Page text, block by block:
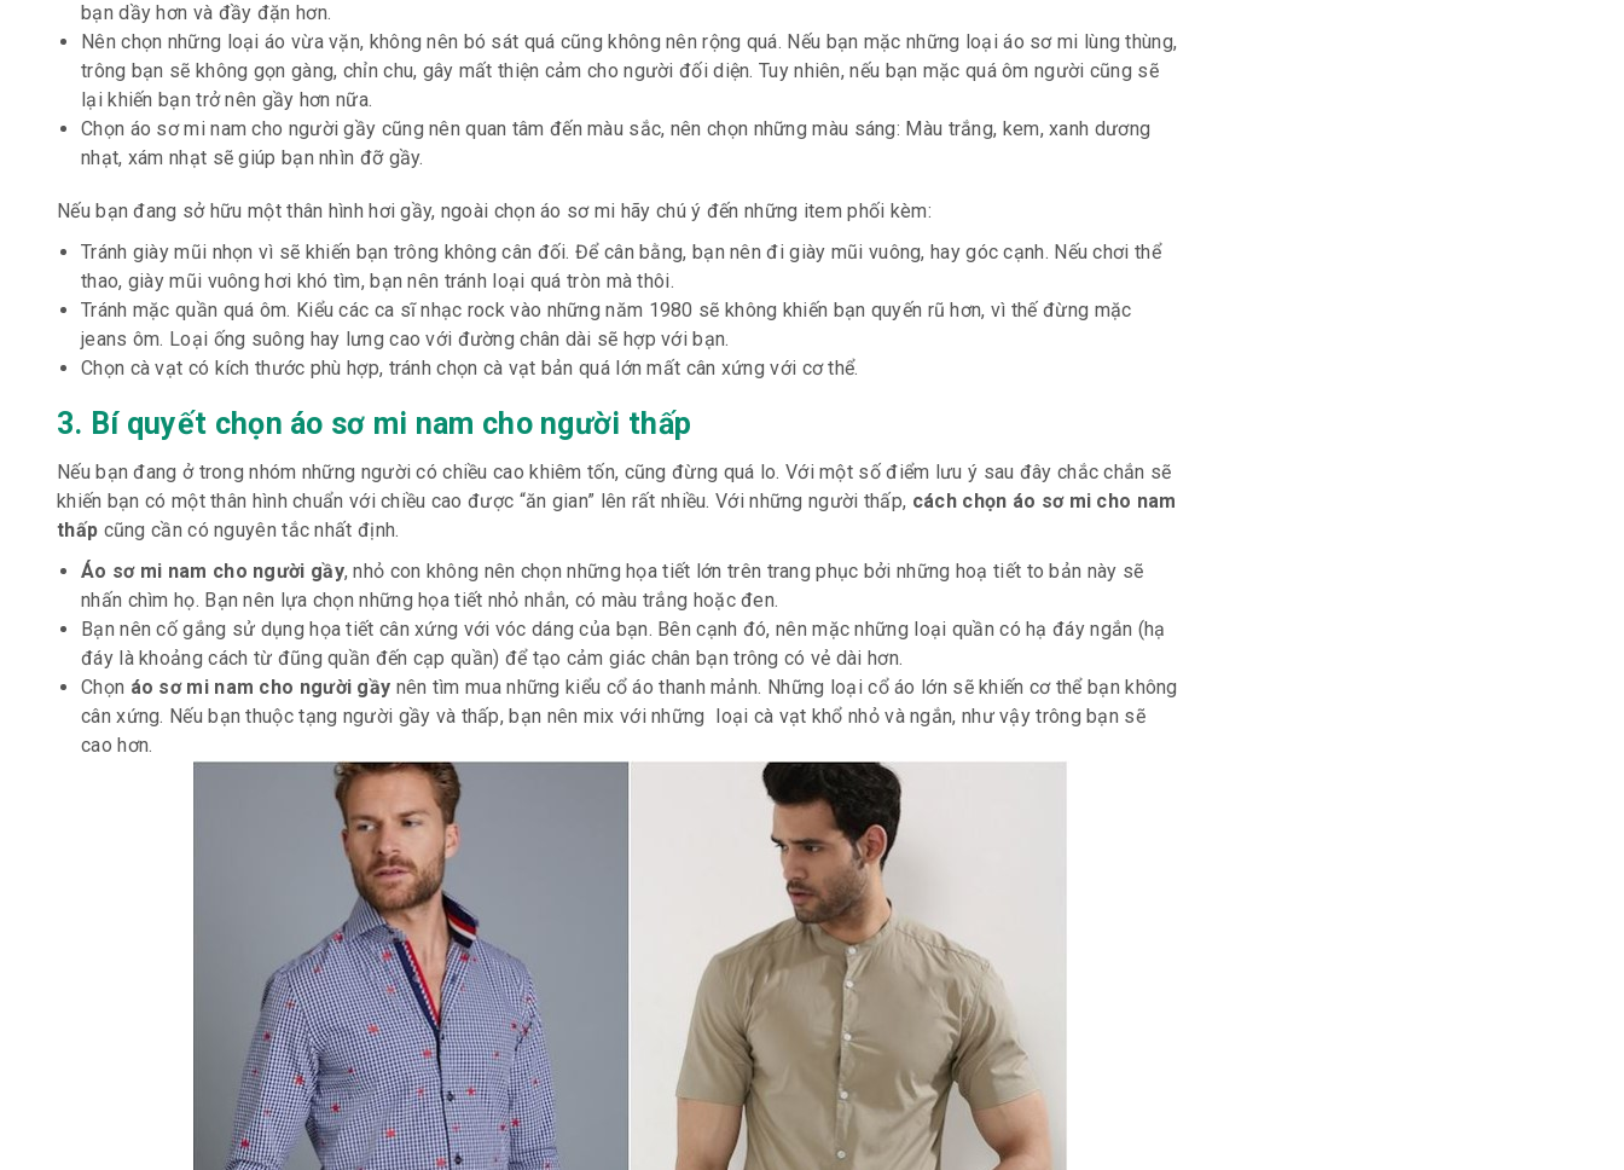
bạn dầy hơn và đầy đặn hơn.
Nên chọn những loại áo vừa vặn, không nên bó sát quá cũng không nên rộng quá. Nếu bạn mặc những loại áo sơ mi lùng thùng,
trông bạn sẽ không gọn gàng, chỉn chu, gây mất thiện cảm cho người đối diện. Tuy nhiên, nếu bạn mặc quá ôm người cũng sẽ
lại khiến bạn trở nên gầy hơn nữa.
Chọn áo sơ mi nam cho người gầy cũng nên quan tâm đến màu sắc, nên chọn những màu sáng: Màu trắng, kem, xanh dương
nhạt, xám nhạt sẽ giúp bạn nhìn đỡ gầy.
Nếu bạn đang sở hữu một thân hình hơi gầy, ngoài chọn áo sơ mi hãy chú ý đến những item phối kèm:
Tránh giày mũi nhọn vì sẽ khiến bạn trông không cân đối. Để cân bằng, bạn nên đi giày mũi vuông, hay góc cạnh. Nếu chơi thể
thao, giày mũi vuông hơi khó tìm, bạn nên tránh loại quá tròn mà thôi.
Tránh mặc quần quá ôm. Kiểu các ca sĩ nhạc rock vào những năm 1980 sẽ không khiến bạn quyến rũ hơn, vì thế đừng mặc
jeans ôm. Loại ống suông hay lưng cao với đường chân dài sẽ hợp với bạn.
Chọn cà vạt có kích thước phù hợp, tránh chọn cà vạt bản quá lớn mất cân xứng với cơ thể.
3. Bí quyết chọn áo sơ mi nam cho người thấp
Nếu bạn đang ở trong nhóm những người có chiều cao khiêm tốn, cũng đừng quá lo. Với một số điểm lưu ý sau đây chắc chắn sẽ
khiến bạn có một thân hình chuẩn với chiều cao được “ăn gian” lên rất nhiều. Với những người thấp, cách chọn áo sơ mi cho nam
thấp cũng cần có nguyên tắc nhất định.
Áo sơ mi nam cho người gầy, nhỏ con không nên chọn những họa tiết lớn trên trang phục bởi những hoạ tiết to bản này sẽ
nhấn chìm họ. Bạn nên lựa chọn những họa tiết nhỏ nhắn, có màu trắng hoặc đen.
Bạn nên cố gắng sử dụng họa tiết cân xứng với vóc dáng của bạn. Bên cạnh đó, nên mặc những loại quần có hạ đáy ngắn (hạ
đáy là khoảng cách từ đũng quần đến cạp quần) để tạo cảm giác chân bạn trông có vẻ dài hơn.
Chọn áo sơ mi nam cho người gầy nên tìm mua những kiểu cổ áo thanh mảnh. Những loại cổ áo lớn sẽ khiến cơ thể bạn không
cân xứng. Nếu bạn thuộc tạng người gầy và thấp, bạn nên mix với những loại cà vạt khổ nhỏ và ngắn, như vậy trông bạn sẽ
cao hơn.